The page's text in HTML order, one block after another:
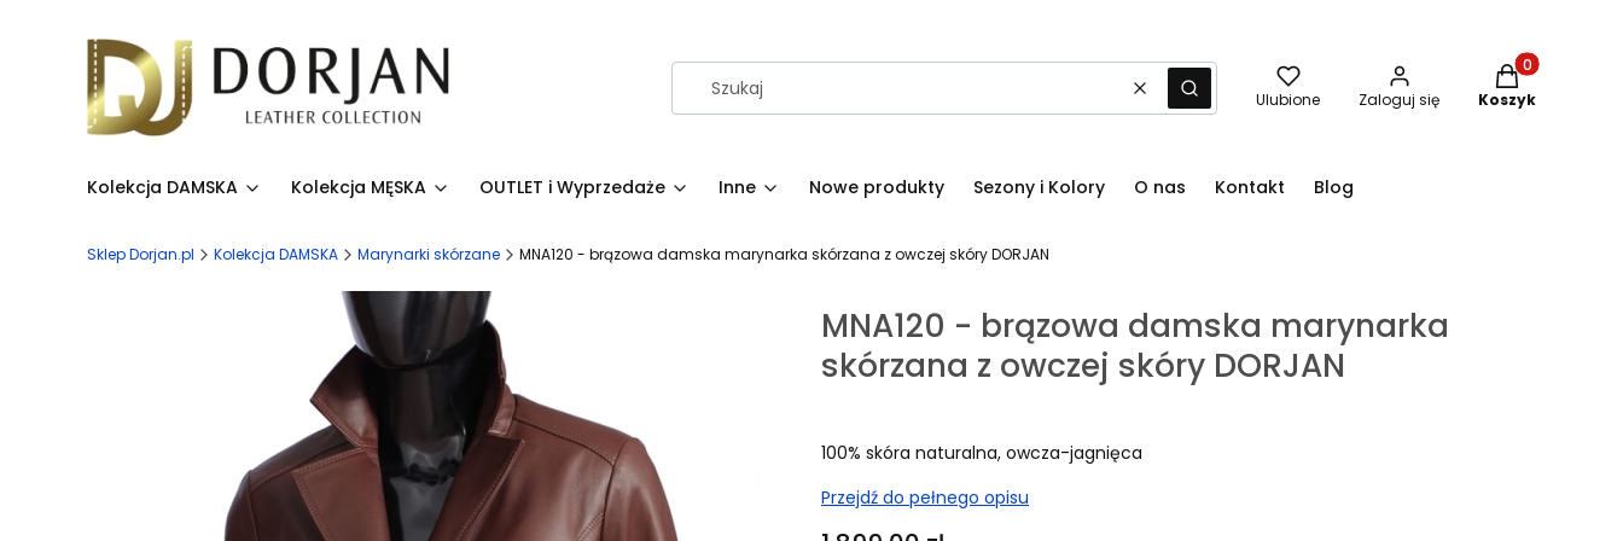
WyczyśćSzukaj Ulubione Zaloguj się
Produkty w
Koszyk
Kolekcja DAMSKA Kolekcja MĘSKA OUTLET i Wyprzedaże Inne Nowe produkty Sezony i Kolory O nas Kontakt Blog
Sklep Dorjan.pl Kolekcja DAMSKA Marynarki skórzane MNA120 - brązowa damska marynarka skórzana z owczej skóry DORJAN
MNA120 - brązowa damska marynarka
skórzana z owczej skóry DORJAN
100% skóra naturalna, owcza-jagnięca
Przejdź do pełnego opisu